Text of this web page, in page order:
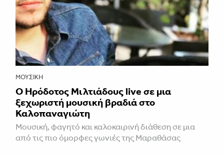
ΜΟΥΣΙΚΉ
Ο Ηρόδοτος Μιλτιάδους live σε μια
ξεχωριστή μουσική βραδιά στο
Καλοπαναγιώτη
Μουσική, φαγητό και καλοκαιρινή διάθεση σε μια
από τις πιο όμορφες γωνιές της Μαραθάσας